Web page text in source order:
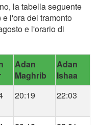
la tabella seguente
l'ora del tramonto
e l'orario di
Adan
Maghrib
Adan
Ishaa
20:19 22:03